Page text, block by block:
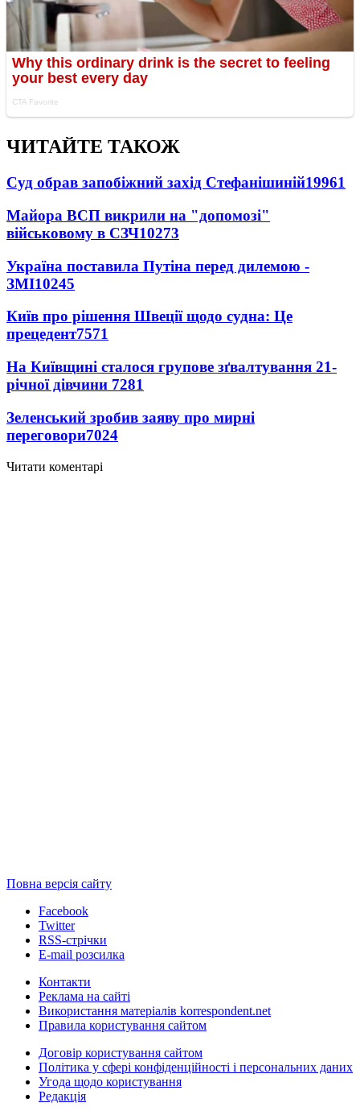
ЧИТАЙТЕ ТАКОЖ
Суд обрав запобіжний захід Стефанішиній19961
Майора ВСП викрили на "допомозі"
військовому в СЗЧ10273
Україна поставила Путіна перед дилемою -
ЗМІ10245
Київ про рішення Швеції щодо судна: Це
прецедент7571
На Київщині сталося групове зґвалтування 21-
річної дівчини 7281
Зеленський зробив заяву про мирні
переговори7024
Читати коментарі
Повна версія сайту
Facebook
Twitter
RSS-стрічки
E-mail розсилка
Контакти
Реклама на сайті
Використання матеріалів korrespondent.net
Правила користування сайтом
Договір користування сайтом
Політика у сфері конфіденційності і персональних даних
Угода щодо користування
Редакція